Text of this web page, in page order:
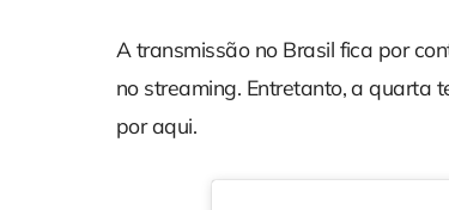
A transmissão no Brasil fica por
no streaming. Entretanto, a quarta
por aqui.